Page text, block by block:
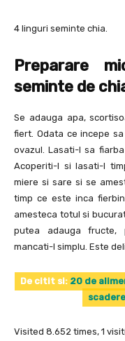
4 linguri seminte chia.
Preparare
seminte de
Se adauga apa,
fiert. Odata ce incepe
ovazul. Lasati-l sa
Acoperiti-l si lasati-l
miere si sare si se
timp ce este inca
amesteca totul si
putea adauga fructe,
mancati-l simplu. Este
De citit si: 20 de
Visited 8.652 times, 1